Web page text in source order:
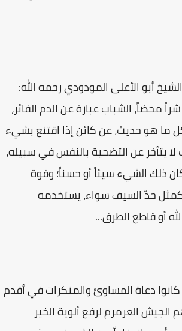
أبو الأعلى المودودي رحمه الله:
محضاً، الشباب عبارة عن الدم الفائر،
ما هو حديث، عن كائن إذا اقتنع بشيء
لا يتأخر عن التضحية بالنفس في سبيله،
ذلك الشيء سيئاً أو حسناً؛ وقوة
حدّ السيف سواء، يستخدمه
أو قاطع الطرق...
دعاة المساوئ والمنكرات في أقدم
الجيش العرمرم لرفع ألوية الخير